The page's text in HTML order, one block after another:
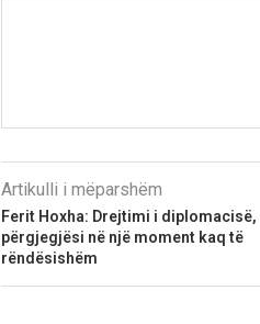
Artikulli i mëparshëm
Ferit Hoxha: Drejtimi i diplomacisë,
përgjegjësi në një moment kaq të
rëndësishëm